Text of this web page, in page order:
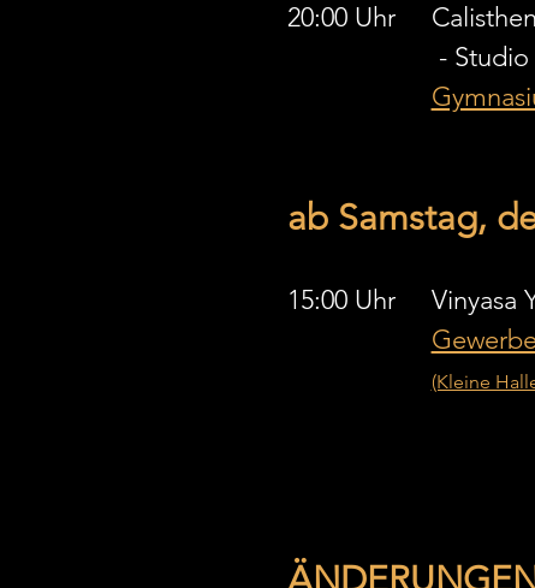
-
ab Samstag,
(Kleine